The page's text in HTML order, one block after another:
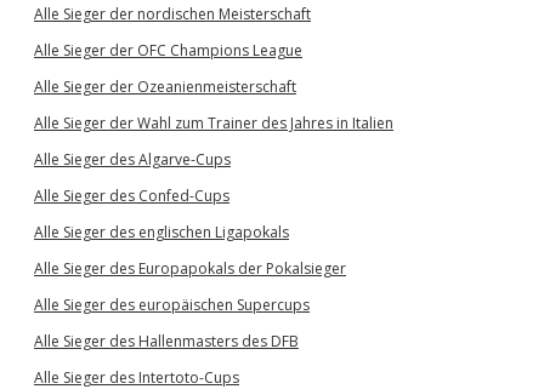
Alle Sieger der nordischen Meisterschaft
Alle Sieger der OFC Champions League
Alle Sieger der Ozeanienmeisterschaft
Alle Sieger der Wahl zum Trainer des Jahres in Italien
Alle Sieger des Algarve-Cups
Alle Sieger des Confed-Cups
Alle Sieger des englischen Ligapokals
Alle Sieger des Europapokals der Pokalsieger
Alle Sieger des europäischen Supercups
Alle Sieger des Hallenmasters des DFB
Alle Sieger des Intertoto-Cups